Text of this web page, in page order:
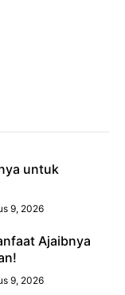
untuk
9, 2026
Ajaibnya
9, 2026